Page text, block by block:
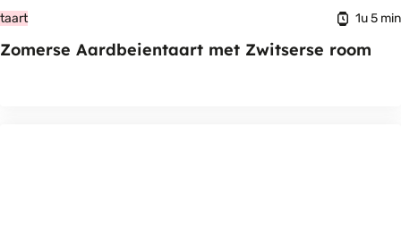
taart 1u 5 min
Zomerse Aardbeientaart met Zwitserse room